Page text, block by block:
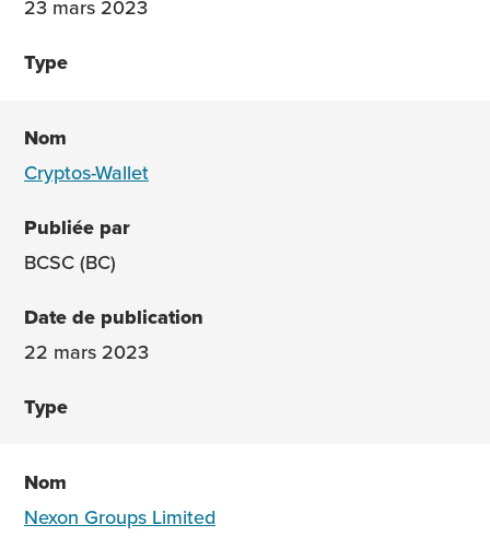
23 mars 2023
Cryptos-Wallet
BCSC (BC)
22 mars 2023
Nexon Groups Limited